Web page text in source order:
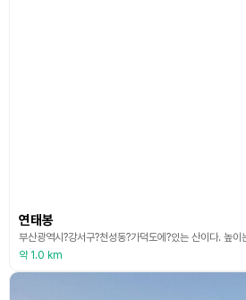
연태봉
약 1.0 km